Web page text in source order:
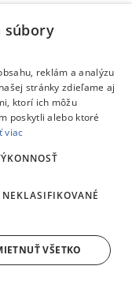
súbory
reklám a analýzu
stránky zdieľame aj
ktorí ich môžu
poskytli alebo ktoré
viac
NEKLASIFIKOVANÉ
VŠETKO